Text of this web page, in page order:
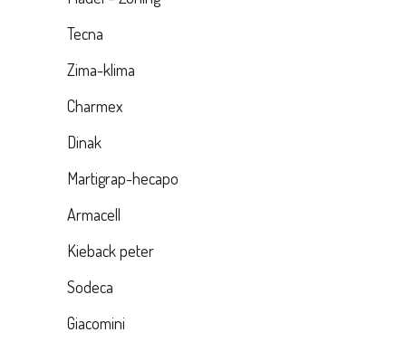
Tecna
Zima-klima
Charmex
Dinak
Martigrap-hecapo
Armacell
Kieback peter
Sodeca
Giacomini